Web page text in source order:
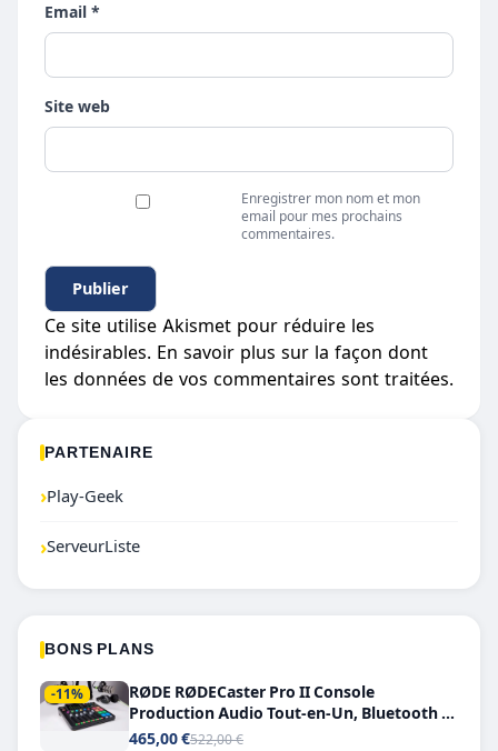
Email *
Site web
Enregistrer mon nom et mon
email pour mes prochains
commentaires.
Ce site utilise Akismet pour réduire les
indésirables. En savoir plus sur la façon dont
les données de vos commentaires sont traitées.
PARTENAIRE
›Play-Geek
›ServeurListe
BONS PLANS
-11%
RØDE RØDECaster Pro II Console
Production Audio Tout-en-Un, Bluetooth et
Double USB-C
465,00 €522,00 €